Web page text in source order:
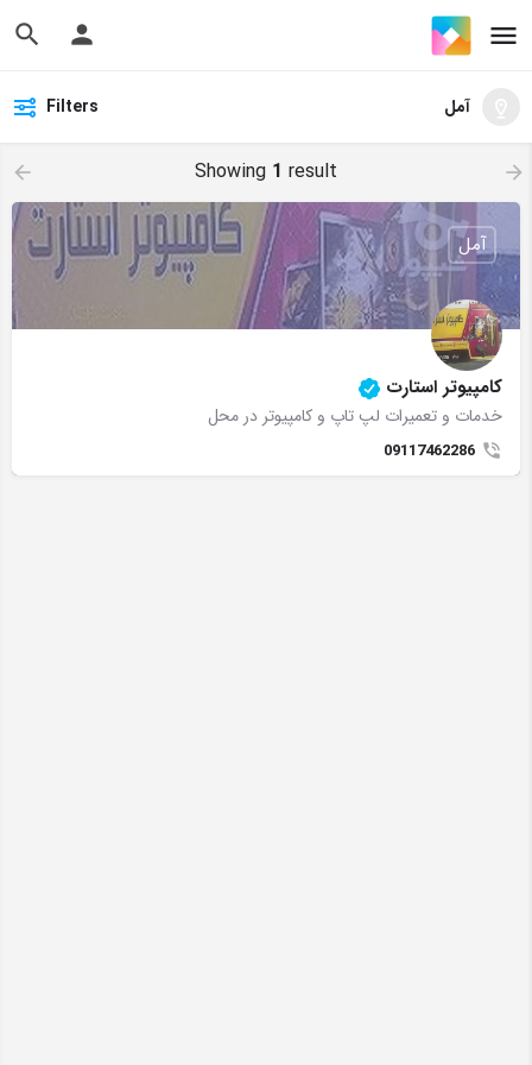
آمل Filters
Showing 1 result
کامپیوتر استارت
خدمات و تعمیرات لپ تاپ و کامپیوتر در محل
09117462286
آمل